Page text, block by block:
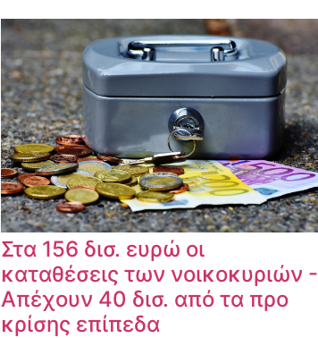
Στα 156 δισ. ευρώ οι
καταθέσεις των νοικοκυριών -
Απέχουν 40 δισ. από τα προ
κρίσης επίπεδα